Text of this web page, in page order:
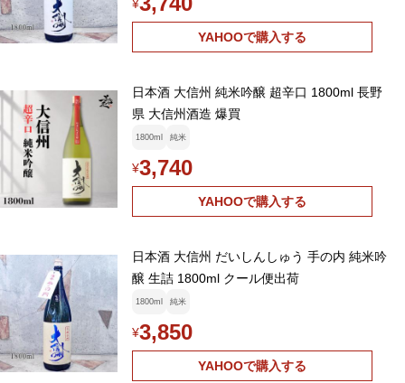
¥
YAHOOで購入する
日本酒 大信州 純米吟醸 超辛口 1800ml 長野
県 大信州酒造 爆買
1800ml 純米
¥3,740
YAHOOで購入する
日本酒 大信州 だいしんしゅう 手の内 純米吟
醸 生詰 1800ml クール便出荷
1800ml 純米
¥3,850
YAHOOで購入する